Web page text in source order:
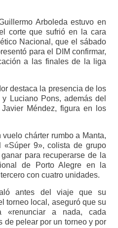
Arboleda estuvo en
corte que sufrió en la cara
Nacional, que el sábado
para el DIM confirmar,
a las finales de la liga
destaca la presencia de los
Luciano Pons, además del
Méndez, figura en los
chárter rumbo a Manta,
«Súper 9», colista de grupo
para recuperarse de la
de Porto Alegre en la
con cuatro unidades.
antes del viaje que su
torneo local, aseguró que su
a nada, cada
de pelear por un torneo y por